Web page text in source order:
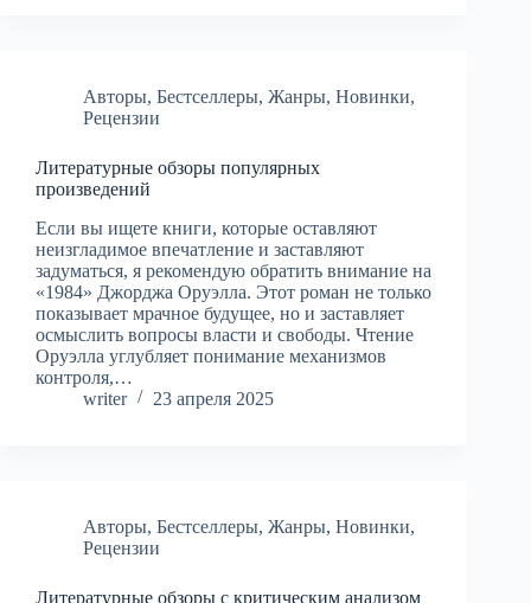
Авторы, Бестселлеры, Жанры, Новинки,
Рецензии
Литературные обзоры популярных
произведений
Если вы ищете книги, которые оставляют
неизгладимое впечатление и заставляют
задуматься, я рекомендую обратить внимание на
«1984» Джорджа Оруэлла. Этот роман не только
показывает мрачное будущее, но и заставляет
осмыслить вопросы власти и свободы. Чтение
Oруэлла углубляет понимание механизмов
контроля,…
writer
23 апреля 2025
Авторы, Бестселлеры, Жанры, Новинки,
Рецензии
Литературные обзоры с критическим анализом